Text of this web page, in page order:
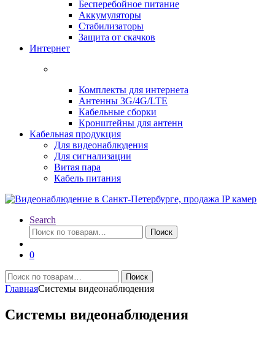
Бесперебойное питание
Аккумуляторы
Стабилизаторы
Защита от скачков
Интернет
Комплекты для интернета
Антенны 3G/4G/LTE
Кабельные сборки
Кронштейны для антенн
Кабельная продукция
Для видеонаблюдения
Для сигнализации
Витая пара
Кабель питания
Search
Искать:
Поиск
0
Искать:
Поиск
ГлавнаяСистемы видеонаблюдения
Системы видеонаблюдения